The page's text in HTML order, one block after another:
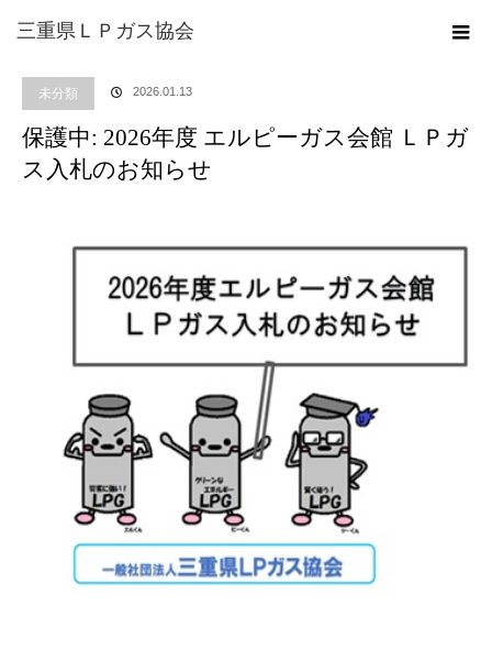
三重県ＬＰガス協会
ブログ
未分類 保護中: 2026年度 エルピーガス会館 ＬＰガス入札の
未分類 2026.01.13
保護中: 2026年度 エルピーガス会館 ＬＰガ
ス入札のお知らせ